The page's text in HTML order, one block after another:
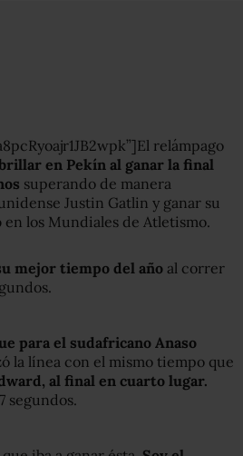
relámpago
en Pekín al ganar la final
superando de manera
Justin Gatlin y ganar su
en los Mundiales de Atletismo.
mejor tiempo del año al correr
para el sudafricano Anaso
la línea con el mismo tiempo que
al final en cuarto lugar.
segundos.